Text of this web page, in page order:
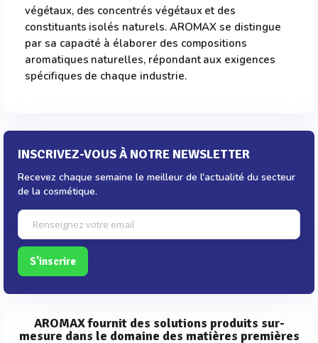
végétaux, des concentrés végétaux et des
constituants isolés naturels. AROMAX se distingue
par sa capacité à élaborer des compositions
aromatiques naturelles, répondant aux exigences
spécifiques de chaque industrie.
INSCRIVEZ-VOUS À NOTRE NEWSLETTER
Recevez chaque semaine le meilleur de l'actualité du secteur
de la cosmétique.
S'inscrire
AROMAX fournit des solutions produits sur-
mesure dans le domaine des matières premières